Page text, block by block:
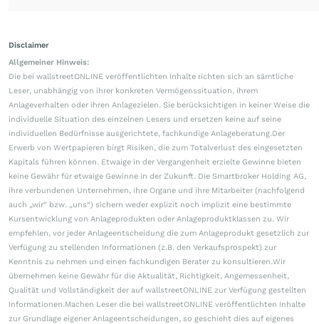
Disclaimer
Allgemeiner Hinweis:
Die bei wallstreetONLINE veröffentlichten Inhalte richten sich an sämtliche
Leser, unabhängig von ihrer konkreten Vermögenssituation, ihrem
Anlageverhalten oder ihren Anlagezielen. Sie berücksichtigen in keiner Weise die
individuelle Situation des einzelnen Lesers und ersetzen keine auf seine
individuellen Bedürfnisse ausgerichtete, fachkundige Anlageberatung.Der
Erwerb von Wertpapieren birgt Risiken, die zum Totalverlust des eingesetzten
Kapitals führen können. Etwaige in der Vergangenheit erzielte Gewinne bieten
keine Gewähr für etwaige Gewinne in der Zukunft. Die Smartbroker Holding AG,
ihre verbundenen Unternehmen, ihre Organe und ihre Mitarbeiter (nachfolgend
auch „wir“ bzw. „uns“) sichern weder explizit noch implizit eine bestimmte
Kursentwicklung von Anlageprodukten oder Anlageproduktklassen zu. Wir
empfehlen, vor jeder Anlageentscheidung die zum Anlageprodukt gesetzlich zur
Verfügung zu stellenden Informationen (z.B. den Verkaufsprospekt) zur
Kenntnis zu nehmen und einen fachkundigen Berater zu konsultieren.Wir
übernehmen keine Gewähr für die Aktualität, Richtigkeit, Angemessenheit,
Qualität und Vollständigkeit der auf wallstreetONLINE zur Verfügung gestellten
Informationen.Machen Leser die bei wallstreetONLINE veröffentlichten Inhalte
zur Grundlage eigener Anlageentscheidungen, so geschieht dies auf eigenes